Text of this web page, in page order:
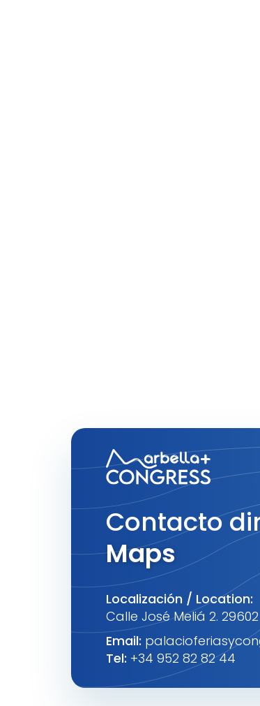
Contacto
Maps
Localización / Location:
Calle José Meliá 2.
Email:
Tel: +34 952 82 82 44